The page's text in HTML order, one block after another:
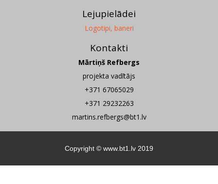
Lejupielādei
Logotipi, baneri
Kontakti
Mārtiņš Refbergs
projekta vadītājs
+371 67065029
+371 29232263
martins.refbergs@bt1.lv
Copyright © www.bt1.lv 2019